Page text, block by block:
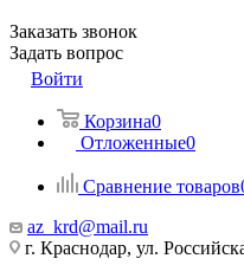
Заказать звонок
Задать вопрос
Войти
Корзина0
Отложенные0
Сравнение товаров
az_krd@mail.ru
г. Краснодар, ул.